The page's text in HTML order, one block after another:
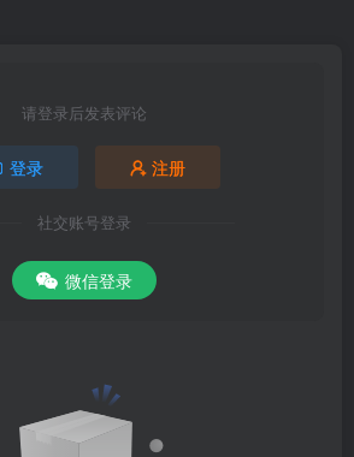
请登录后发表评论
登录 注册
社交账号登录
微信登录